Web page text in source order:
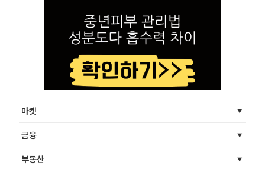
마켓
금융
부동산